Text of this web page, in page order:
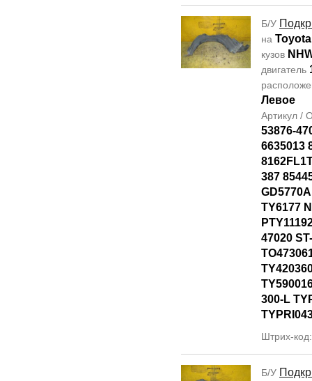
Б/У
на
кузов
двигатель
Левое
Артикул /
53876-
6635013
387
TY6177
47020
300-L
Штрих-
Б/У